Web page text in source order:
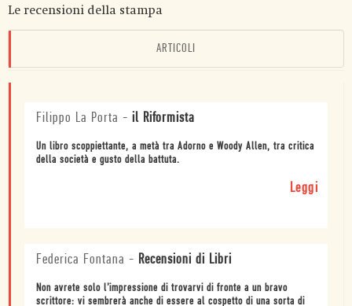
Le recensioni della stampa
ARTICOLI
Filippo La Porta - il Riformista
Un libro scoppiettante, a metà tra Adorno e Woody Allen, tra critica
della società e gusto della battuta.
Leggi
Federica Fontana - Recensioni di Libri
Non avrete solo l’impressione di trovarvi di fronte a un bravo
scrittore: vi sembrerà anche di essere al cospetto di una sorta di